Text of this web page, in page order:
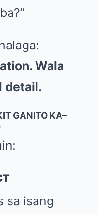
Wala
detail.
GANITO KA–
sa isang